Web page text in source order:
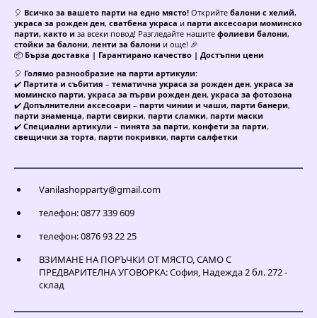
🎈 Всичко за вашето парти на едно място! Открийте балони с хелий,
украса за рожден ден, сватбена украса и парти аксесоари моминско
парти, както и за всеки повод! Разгледайте нашите фолиеви балони,
стойки за балони, ленти за балони и още! 🎉
📦 Бърза доставка | Гарантирано качество | Достъпни цени
🎈 Голямо разнообразие на парти артикули:
✔️ Партита и събития – тематична украса за рожден ден, украса за
моминско парти, украса за първи рожден ден, украса за фотозона
✔️ Допълнителни аксесоари – парти чинии и чаши, парти банери,
парти знаменца, парти свирки, парти сламки, парти маски
✔️ Специални артикули – пинята за парти, конфети за парти,
свещички за торта, парти покривки, парти салфетки
Vanilashopparty@gmail.com
телефон: 0877 339 609
телефон: 0876 93 22 25
ВЗИМАНЕ НА ПОРЪЧКИ ОТ МЯСТО, САМО С
ПРЕДВАРИТЕЛНА УГОВОРКА: София, Надежда 2 бл. 272 -
склад